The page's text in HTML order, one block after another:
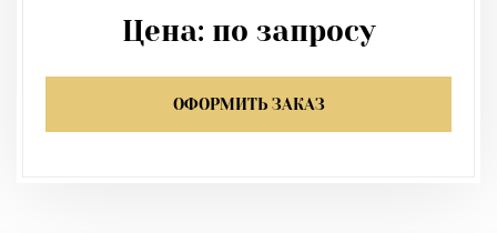
Цена: по запросу
ОФОРМИТЬ ЗАКАЗ